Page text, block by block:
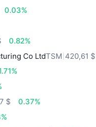
0.03%
0.82%
Co LtdTSM 420,61 $
$
0.37%